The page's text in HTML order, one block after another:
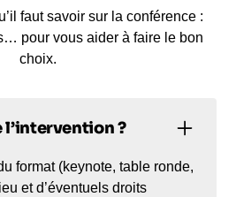
faut savoir sur la conférence :
pour vous aider à faire le bon
choix.
?
format (keynote, table ronde,
et d’éventuels droits